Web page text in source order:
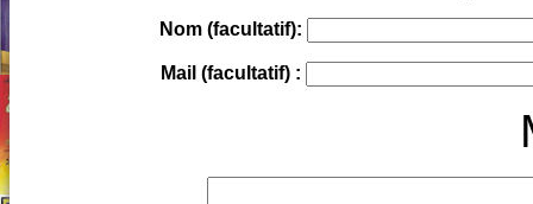
Nom (facultatif):
Mail (facultatif) :